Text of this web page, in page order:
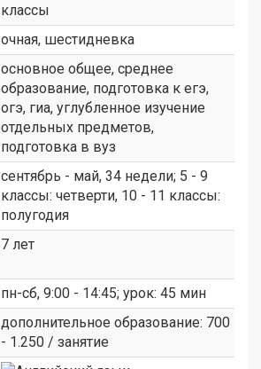
классы
очная, шестидневка
основное общее, среднее
образование, подготовка к егэ,
огэ, гиа, углубленное изучение
отдельных предметов,
подготовка в вуз
сентябрь - май, 34 недели; 5 - 9
классы: четверти, 10 - 11 классы:
полугодия
7 лет
пн-сб, 9:00 - 14:45; урок: 45 мин
дополнительное образование: 700
- 1.250 / занятие